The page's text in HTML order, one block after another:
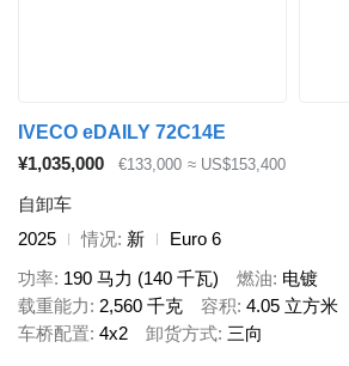
IVECO eDAILY 72C14E
¥1,035,000
€133,000 ≈ US$153,400
自卸车
2025
情况 新
Euro 6
功率 190 马力 (140 千瓦) 燃油 电镀
载重能力
2,560 千克 容积 4.05 立方米
车桥配置 4x2 卸货方式 三向